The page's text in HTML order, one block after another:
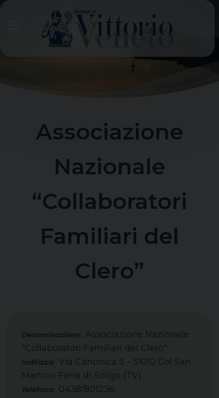
Associazione
Nazionale
“Collaboratori
Familiari del
Clero”
Associazione Nazionale
"Collaboratori Familiari del Clero"
Telefono: 0438/801236
Indirizzo: Via Canonica 5 - 31010 Col San
Martino Farra di Soligo (TV)